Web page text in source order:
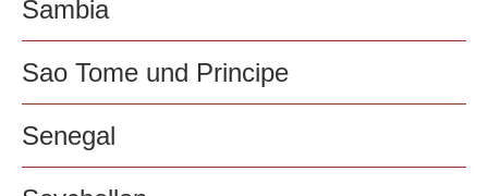
Sambia
Sao Tome und Principe
Senegal